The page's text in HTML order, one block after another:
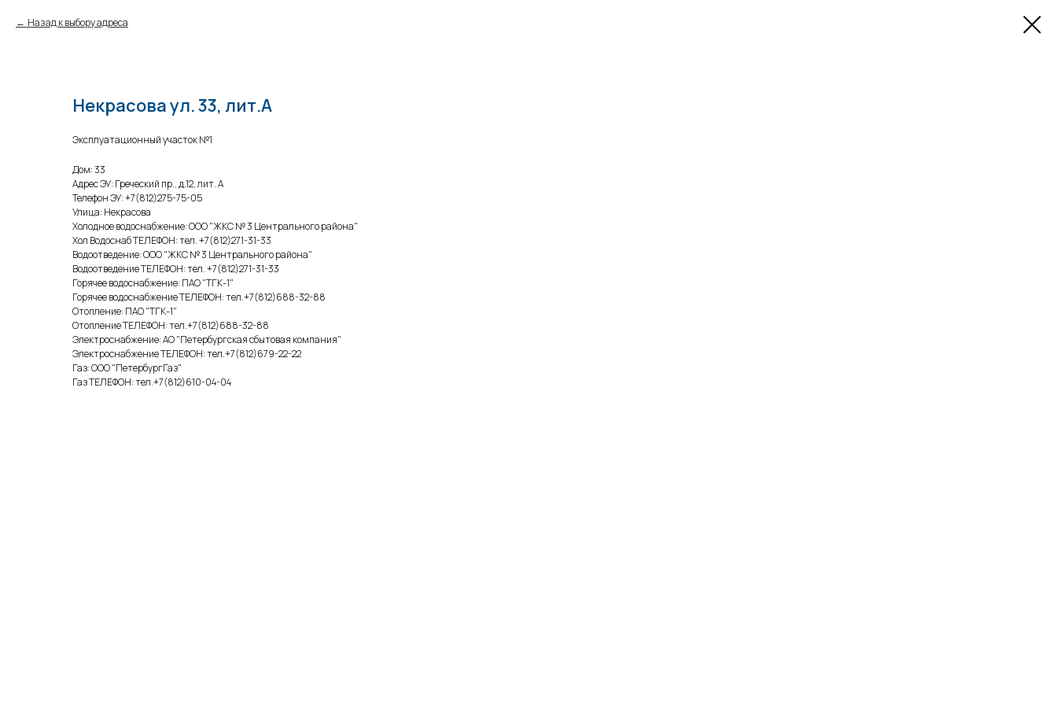
Назад к выбору адреса
Некрасова ул. 33, лит.А
Эксплуатационный участок №1
Дом: 33
Адрес ЭУ: Греческий пр., д.12, лит. А
Телефон ЭУ: +7(812)275-75-05
Улица: Некрасова
Холодное водоснабжение: ООО "ЖКС № 3 Центрального района"
Хол Водоснаб ТЕЛЕФОН: тел. +7(812)271-31-33
Водоотведение: ООО "ЖКС № 3 Центрального района"
Водоотведение ТЕЛЕФОН: тел. +7(812)271-31-33
Горячее водоснабжение: ПАО "ТГК-1"
Горячее водоснабжение ТЕЛЕФОН: тел.+7(812)688-32-88
Отопление: ПАО "ТГК-1"
Отопление ТЕЛЕФОН: тел.+7(812)688-32-88
Электроснабжение: АО "Петербургская сбытовая компания"
Электроснабжение ТЕЛЕФОН: тел.+7(812)679-22-22
Газ: ООО "ПетербургГаз"
Газ ТЕЛЕФОН: тел.+7(812)610-04-04